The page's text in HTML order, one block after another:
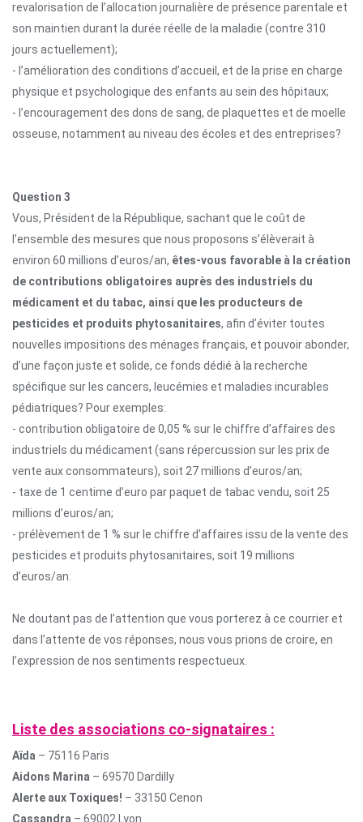
revalorisation de l’allocation journalière de présence parentale et
son maintien durant la durée réelle de la maladie (contre 310
jours actuellement);
- l’amélioration des conditions d’accueil, et de la prise en charge
physique et psychologique des enfants au sein des hôpitaux;
- l’encouragement des dons de sang, de plaquettes et de moelle
osseuse, notamment au niveau des écoles et des entreprises?
Question 3
Vous, Président de la République, sachant que le coût de
l’ensemble des mesures que nous proposons s’élèverait à
environ 60 millions d’euros/an, êtes-vous favorable à la création
de contributions obligatoires auprès des industriels du
médicament et du tabac, ainsi que les producteurs de
pesticides et produits phytosanitaires, afin d’éviter toutes
nouvelles impositions des ménages français, et pouvoir abonder,
d’une façon juste et solide, ce fonds dédié à la recherche
spécifique sur les cancers, leucémies et maladies incurables
pédiatriques? Pour exemples:
- contribution obligatoire de 0,05 % sur le chiffre d’affaires des
industriels du médicament (sans répercussion sur les prix de
vente aux consommateurs), soit 27 millions d’euros/an;
- taxe de 1 centime d’euro par paquet de tabac vendu, soit 25
millions d’euros/an;
- prélèvement de 1 % sur le chiffre d’affaires issu de la vente des
pesticides et produits phytosanitaires, soit 19 millions
d’euros/an.
Ne doutant pas de l’attention que vous porterez à ce courrier et
dans l’attente de vos réponses, nous vous prions de croire, en
l’expression de nos sentiments respectueux.
Liste des associations co-signataires :
Aïda – 75116 Paris
Aidons Marina – 69570 Dardilly
Alerte aux Toxiques! – 33150 Cenon
Cassandra – 69002 Lyon